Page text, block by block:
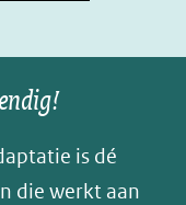
is dé
die werkt aan